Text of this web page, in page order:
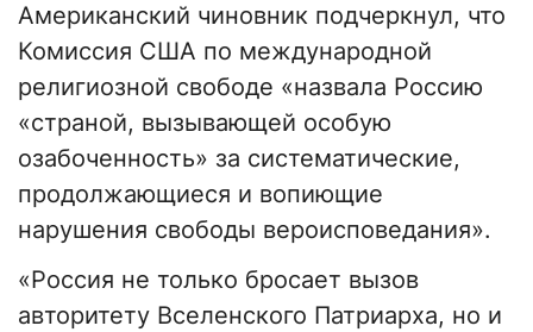
Американский чиновник подчеркнул, что
Комиссия США по международной
религиозной свободе «назвала Россию
«страной, вызывающей особую
озабоченность» за систематические,
продолжающиеся и вопиющие
нарушения свободы вероисповедания».
«Россия не только бросает вызов
авторитету Вселенского Патриарха, но и